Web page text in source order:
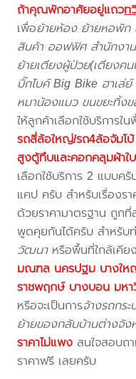
ถ้าคุณพักอาศัยอยู่แถวท
เพื่อย้ายห้อง ย้ายหอพัก
สินค้า ออฟฟิศ สำนักงา
ย้ายเตียงผู้ป่วย(เตียงค
บิ๊กไบค์ Big Bike ฮาเล่
หมาน้องแมว ขนขยะทิ้ง
ให้ลูกค้าเลือกใช้บริการ
รถสี่ล้อใหญ่/รถ4ล้อจัมโ
สูงตู้ทึบและคอกคลุมผ้าใบ
เลือกใช้บริการ 2 แบบค
แคป ครับ สำหรับเรื่องรา
ด้วยราคามาตรฐาน ถูก
พูดคุยกันได้ครับ สำหรับ
วัฒนาหรือพื้นที่ใกล้เคี
มณฑล นครปฐม บางให
ราชพฤกษ์ บางบอน มห
หรือจะเป็นการจ้างรถกร
ย้ายของกลับบ้านต่างจัง
ราคาไม่แพง สนใจสอบถ
ราคาฟรี เลยครับ